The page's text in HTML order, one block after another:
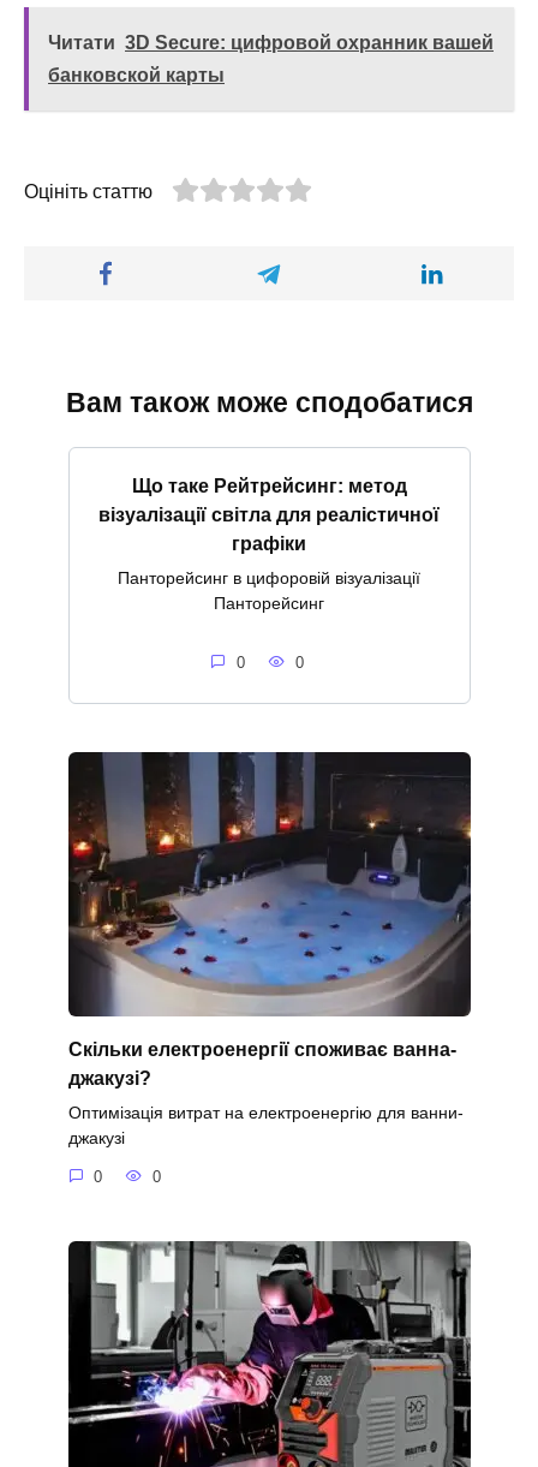
Читати 3D Secure: цифровой охранник вашей
банковской карты
Оцініть статтю
Вам також може сподобатися
Що таке Рейтрейсинг: метод
візуалізації світла для реалістичної
графіки
Панторейсинг в цифоровій візуалізації
Панторейсинг
0 0
Скільки електроенергії споживає ванна-
джакузі?
Оптимізація витрат на електроенергію для ванни-
джакузі
0 0